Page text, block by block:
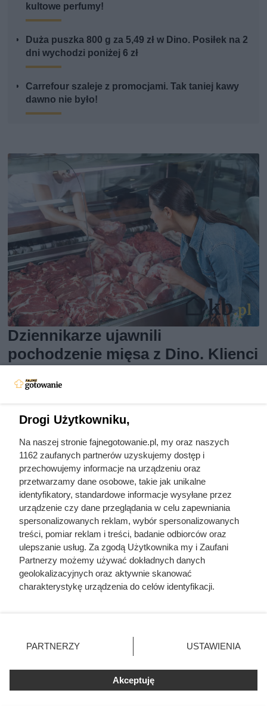
kultowe perfumy!
Duża puszka 800 g za 5,49 zł w Dino. Posiłek na 2
dni wychodzi poniżej 6 zł
Carrefour szaleje z promocjami. Tak taniej kawy
dawno nie było!
Dziennikarze ujawnili
pochodzenie mięsa z Dino. Klienci
Doprowadził do śmierci większej
liczby ludzi niż Hitler i Stalin
Drogi Użytkowniku,
Na naszej stronie fajnegotowanie.pl, my oraz naszych
1162 zaufanych partnerów uzyskujemy dostęp i
przechowujemy informacje na urządzeniu oraz
przetwarzamy dane osobowe, takie jak unikalne
identyfikatory, standardowe informacje wysyłane przez
urządzenie czy dane przeglądania w celu zapewniania
spersonalizowanych reklam, wybór spersonalizowanych
treści, pomiar reklam i treści, badanie odbiorców oraz
ulepszanie usług. Za zgodą Użytkownika my i Zaufani
Partnerzy możemy używać dokładnych danych
geolokalizacyjnych oraz aktywnie skanować
charakterystykę urządzenia do celów identyfikacji.
zmienić/wycofać klikając przycisk ustawień prywatności
znajdujący się w lewym dolnym rogu strony
rodzaje przetwarzania danych nie wymagają zgody
użytkownika, ale masz prawo sprzeciwić się takiemu
przetwarzaniu. Preferencje będą miały zastosowania tylko
PARTNERZY USTAWIENIA
Akceptuję